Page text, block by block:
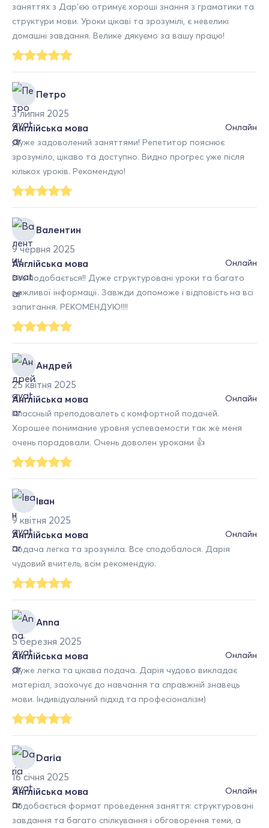
заняттях з Дар’єю отримує хороші знання з граматики та
структури мови. Уроки цікаві та зрозумілі, є невеликі
домашні завдання. Велике дякуємо за вашу працю!
Петро
3 липня 2025
Онлайн
Англійська мова
Дуже задоволений заняттями! Репетитор пояснює
зрозуміло, цікаво та доступно. Видно прогрес уже після
кількох уроків. Рекомендую!
Валентин
9 червня 2025
Онлайн
Англійська мова
Все подобається!! Дуже структуровані уроки та багато
важливої інформації. Завжди допоможе і відповість на всі
запитання. РЕКОМЕНДУЮ!!!!
Андрей
25 квітня 2025
Онлайн
Англійська мова
Классный преподовалеть с комфортной подачей.
Хорошее понимание уровня успеваемости так же меня
очень порадовали. Очень доволен уроками 👍
Іван
9 квітня 2025
Онлайн
Англійська мова
Подача легка та зрозуміла. Все сподобалося. Дарія
чудовий вчитель, всім рекомендую.
Anna
5 березня 2025
Онлайн
Англійська мова
Дуже легка та цікава подача. Дарія чудово викладає
матеріал, заохочує до навчання та справжній знавець
мови. Індивідуальний підхід та професіоналізм)
Daria
16 січня 2025
Онлайн
Англійська мова
Подобається формат проведення заняття: структуровані
завдання та багато спілкування і обговорення теми, а